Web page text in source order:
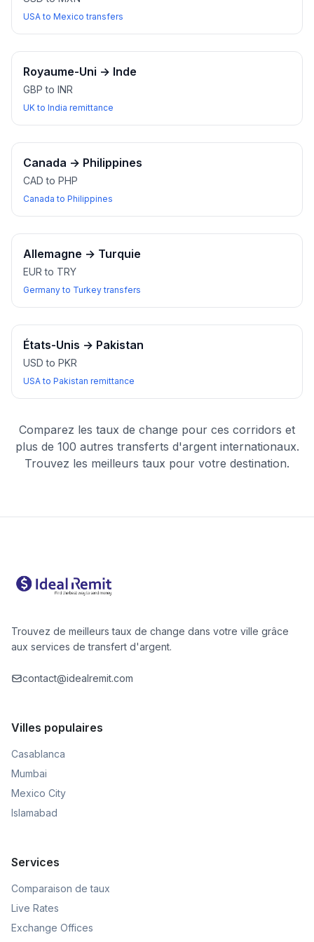
USA to Mexico transfers
Royaume-Uni → Inde
GBP to INR
UK to India remittance
Canada → Philippines
CAD to PHP
Canada to Philippines
Allemagne → Turquie
EUR to TRY
Germany to Turkey transfers
États-Unis → Pakistan
USD to PKR
USA to Pakistan remittance
Comparez les taux de change pour ces corridors et
plus de 100 autres transferts d'argent internationaux.
Trouvez les meilleurs taux pour votre destination.
Trouvez de meilleurs taux de change dans votre ville grâce
aux services de transfert d'argent.
contact@idealremit.com
Villes populaires
Casablanca
Mumbai
Mexico City
Islamabad
Services
Comparaison de taux
Live Rates
Exchange Offices